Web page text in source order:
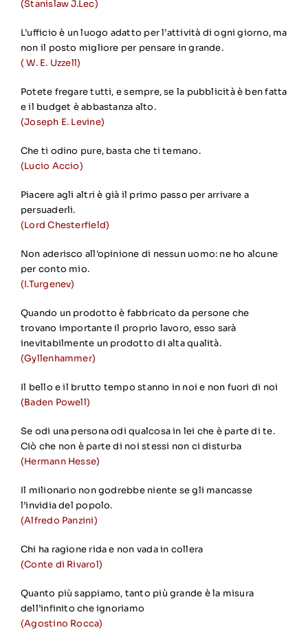
(Stanislaw J.Lec)
L’ufficio è un luogo adatto per l’attività di ogni giorno, ma
non il posto migliore per pensare in grande.
( W. E. Uzzell)
Potete fregare tutti, e sempre, se la pubblicità è ben fatta
e il budget è abbastanza alto.
(Joseph E. Levine)
Che ti odino pure, basta che ti temano.
(Lucio Accio)
Piacere agli altri è già il primo passo per arrivare a
persuaderli.
(Lord Chesterfield)
Non aderisco all'opinione di nessun uomo: ne ho alcune
per conto mio.
(I.Turgenev)
Quando un prodotto è fabbricato da persone che
trovano importante il proprio lavoro, esso sarà
inevitabilmente un prodotto di alta qualità.
(Gyllenhammer)
Il bello e il brutto tempo stanno in noi e non fuori di noi
(Baden Powell)
Se odi una persona odi qualcosa in lei che è parte di te.
Ciò che non è parte di noi stessi non ci disturba
(Hermann Hesse)
Il milionario non godrebbe niente se gli mancasse
l’invidia del popolo.
(Alfredo Panzini)
Chi ha ragione rida e non vada in collera
(Conte di Rivarol)
Quanto più sappiamo, tanto più grande è la misura
dell’infinito che ignoriamo
(Agostino Rocca)